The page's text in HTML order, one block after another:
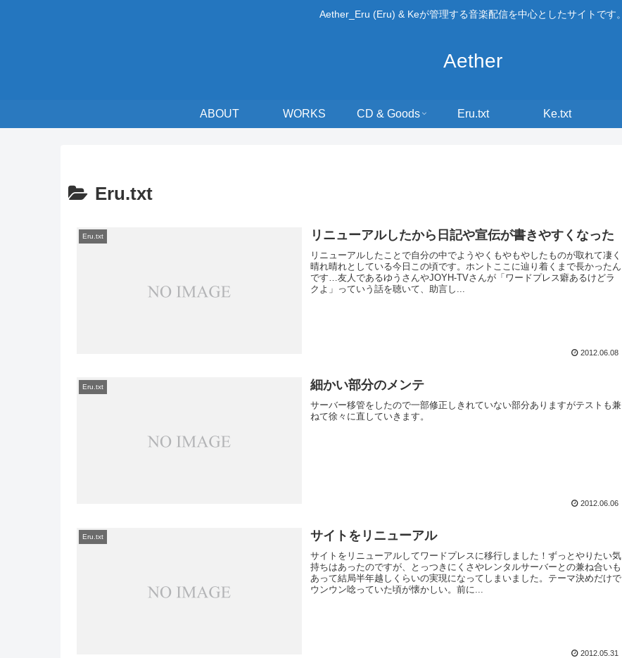
Aether_Eru (Eru) & Keが管理する音楽配信を中心としたサイトです。
Aether
ABOUT WORKS CD & Goods Eru.txt Ke.txt
Eru.txt
Eru.txt リニューアルしたから日記や宣伝が書きやすくなった
リニューアルしたことで自分の中でようやくもやもやしたものが取れて凄く
晴れ晴れとしている今日この頃です。ホントここに辿り着くまで長かったん
です…友人であるゆうさんやJOYH-TVさんが「ワードプレス癖あるけどラ
クよ」っていう話を聴いて、助言し...
2012.06.08
Eru.txt 細かい部分のメンテ
サーバー移管をしたので一部修正しきれていない部分ありますがテストも兼
ねて徐々に直していきます。
2012.06.06
Eru.txt サイトをリニューアル
サイトをリニューアルしてワードプレスに移行しました！ずっとやりたい気
持ちはあったのですが、とっつきにくさやレンタルサーバーとの兼ね合いも
あって結局半年越しくらいの実現になってしまいました。テーマ決めだけで
ウンウン唸っていた頃が懐かしい。前に...
2012.05.31